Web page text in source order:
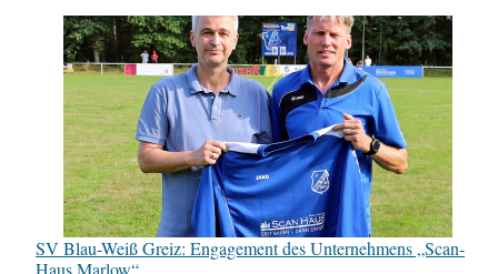
SV Blau-Weiß Greiz: Engagement des Unternehmens „Scan-
Haus Marlow“